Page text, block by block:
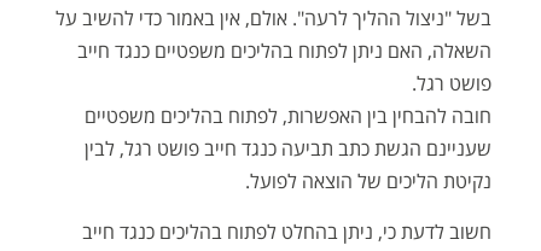
בשל "ניצול ההליך לרעה". אולם, אין באמור כדי להשיב על
השאלה, האם ניתן לפתוח בהליכים משפטיים כנגד חייב
פושט רגל.
חובה להבחין בין האפשרות, לפתוח בהליכים משפטיים
שעניינם הגשת כתב תביעה כנגד חייב פושט רגל, לבין
נקיטת הליכים של הוצאה לפועל.
חשוב לדעת כי, ניתן בהחלט לפתוח בהליכים כנגד חייב